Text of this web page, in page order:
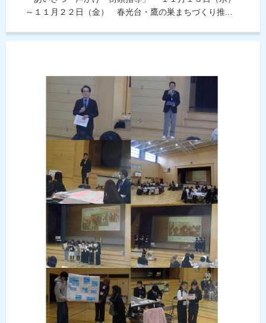
～１１月２２日（金） 春光台・鷹の巣まちづくり推...